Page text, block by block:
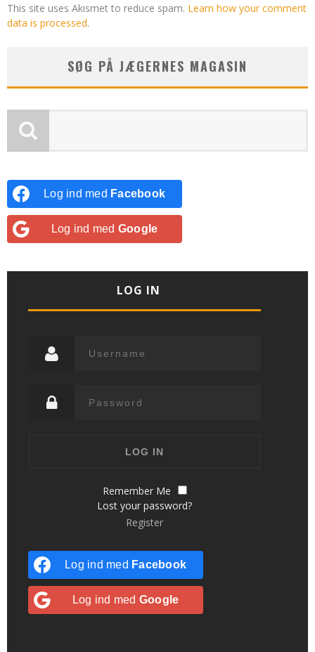
This site uses Akismet to reduce spam. Learn how your comment
data is processed.
SØG PÅ JÆGERNES MAGASIN
Log ind med Facebook
Log ind med Google
LOG IN
Remember Me
Lost your password?
Register
Log ind med Facebook
Log ind med Google